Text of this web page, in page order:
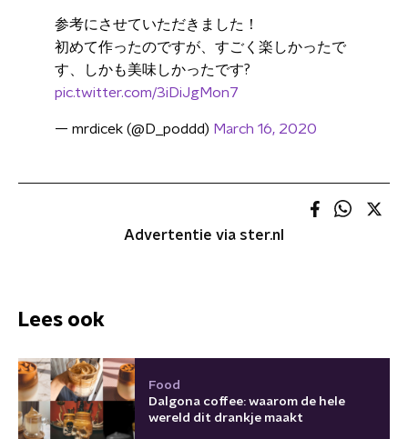
参考にさせていただきました！
初めて作ったのですが、すごく楽しかったで
す、しかも美味しかったです?
pic.twitter.com/3iDiJgMon7
— mrdicek (@D_poddd) March 16, 2020
Advertentie via ster.nl
Lees ook
Food
Dalgona coffee: waarom de hele
wereld dit drankje maakt